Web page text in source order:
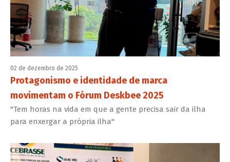
02 de dezembro de 2025
Protagonismo e identidade de marca
movimentam o Fórum Deskbee 2025
"Tem horas na vida em que a gente precisa sair da ilha
para enxergar a própria ilha"